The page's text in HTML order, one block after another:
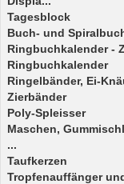
Tagesblock
Buch- und
Ringbuchkalender -
Ringbuchkalender
Ringelbänder, Ei-
Zierbänder
Poly-Spleisser
Maschen,
...
Taufkerzen
Tropfenauffänger